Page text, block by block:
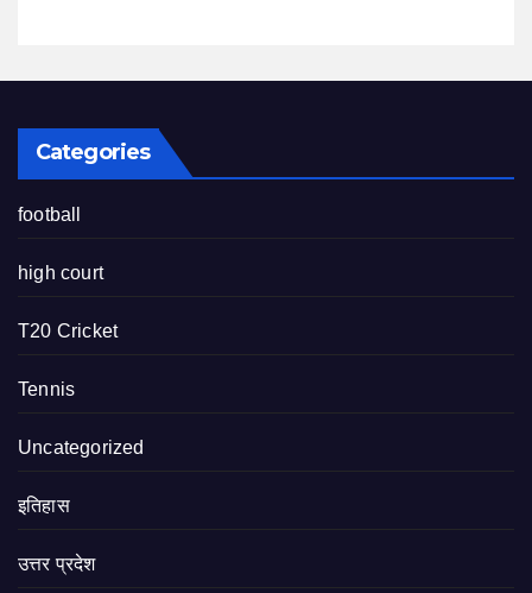
Categories
football
high court
T20 Cricket
Tennis
Uncategorized
इतिहास
उत्तर प्रदेश